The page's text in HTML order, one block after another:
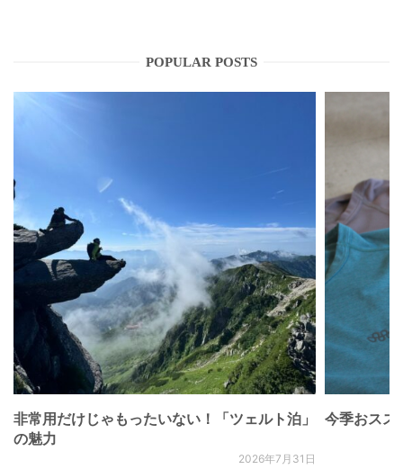
POPULAR POSTS
非常用だけじゃもったいない！「ツェルト泊」
の魅力
2026年7月31日
今季おスス